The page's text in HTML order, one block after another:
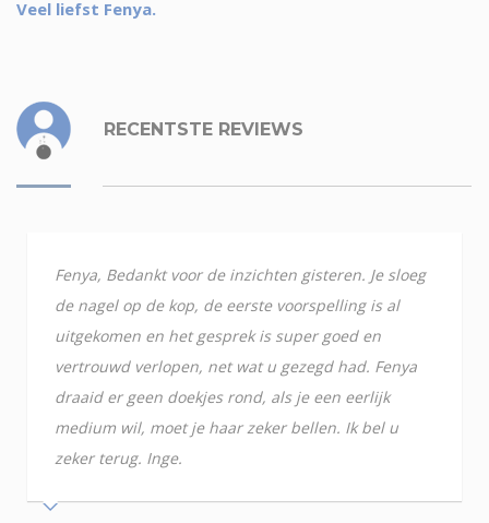
Veel liefst Fenya.
RECENTSTE REVIEWS
Fenya, Bedankt voor de inzichten gisteren. Je sloeg
de nagel op de kop, de eerste voorspelling is al
uitgekomen en het gesprek is super goed en
vertrouwd verlopen, net wat u gezegd had. Fenya
draaid er geen doekjes rond, als je een eerlijk
medium wil, moet je haar zeker bellen. Ik bel u
zeker terug. Inge.